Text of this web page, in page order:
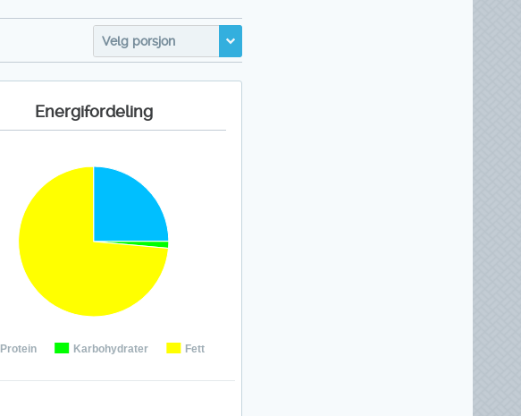
Velg porsjon
Energifordeling
Protein Karbohydrater Fett